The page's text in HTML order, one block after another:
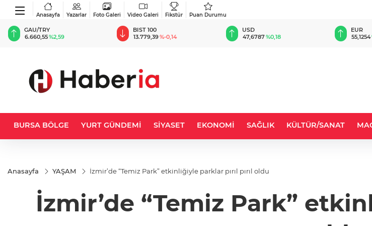
Anasayfa Yazarlar Foto Galeri Video Galeri Fikstür Puan Durumu
BIST 100
13.779,39%-0,14
USD
47,6787%0,18
EUR
55,1254%0,32
GBP
BURSA BÖLGE YURT GÜNDEMİ SİYASET EKONOMİ SAĞLIK KÜLTÜR/SANAT
Anasayfa YAŞAM İzmir’de “Temiz Park” etkinliğiyle parklar pırıl pırıl oldu
İzmir’de “Temiz Park”